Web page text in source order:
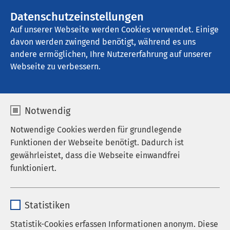
Datenschutzeinstellungen
Auf unserer Webseite werden Cookies verwendet. Einige
davon werden zwingend benötigt, während es uns
andere ermöglichen, Ihre Nutzererfahrung auf unserer
Webseite zu verbessern.
Notwendig
Notwendige Cookies werden für grundlegende
Funktionen der Webseite benötigt. Dadurch ist
gewährleistet, dass die Webseite einwandfrei
funktioniert.
Anbieter sgalinski
Statistiken
Statistik-Cookies erfassen Informationen anonym. Diese
AMEOS Seeklinikum Brunnen
Pflegefachkräfte
gesucht